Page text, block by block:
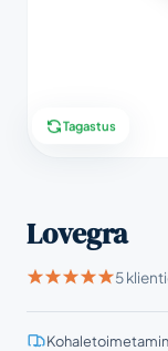
Tagastus
Lovegra
5